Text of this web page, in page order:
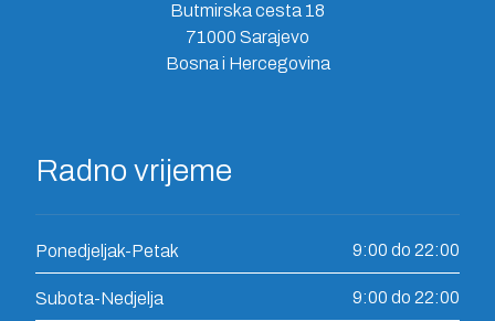
Butmirska cesta 18
71000 Sarajevo
Bosna i Hercegovina
Radno vrijeme
Ponedjeljak-Petak 9:00 do 22:00
Subota-Nedjelja 9:00 do 22:00